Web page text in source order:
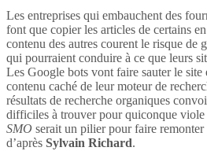
Les entreprises qui embauchent des
font que copier les articles de certains
contenu des autres courent le risque de
qui pourraient conduire à ce que leurs
Les Google bots vont faire sauter le site
contenu caché de leur moteur de
résultats de recherche organiques
difficiles à trouver pour quiconque
SMO serait un pilier pour faire remonter
d’après Sylvain Richard.